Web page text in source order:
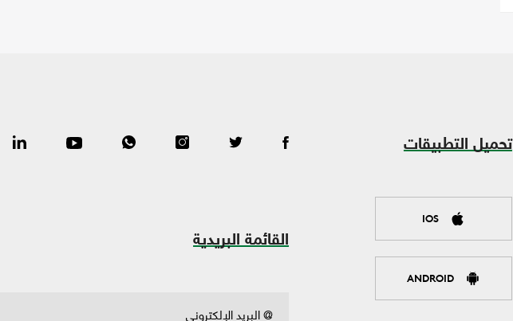
تحميل التطبيقات
IOS
ANDROID
القائمة البريدية